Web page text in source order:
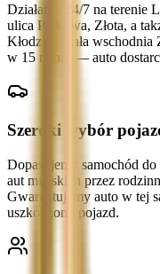
Działamy 24/7 na
ulica Parkowa, Złota, a
Kłodzko i cała
w 15 minut — auto
Szeroki wybór
Dopasujemy samochód
aut miejskich przez
Gwarantujemy auto w tej
uszkodzony pojazd.